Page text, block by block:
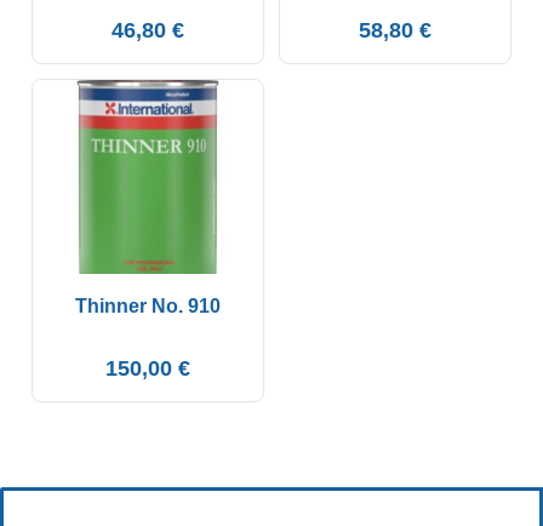
46,80 € 58,80 €
Thinner No. 910
150,00 €